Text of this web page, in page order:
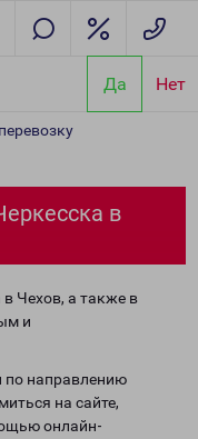
Да Нет
в
Чехов, а также в
и
по направлению
на сайте,
онлайн-